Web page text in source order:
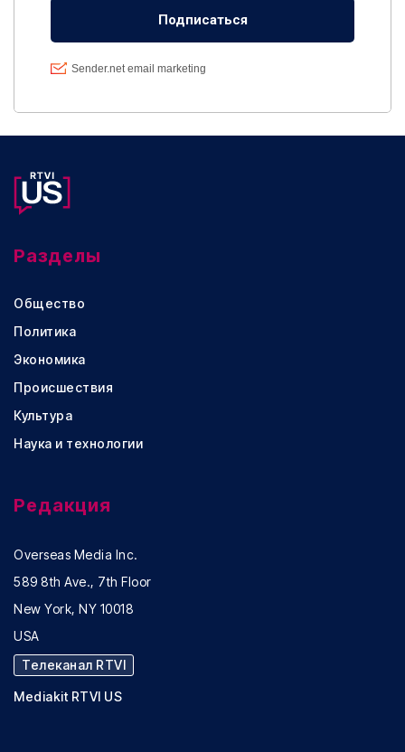
Разделы
Общество
Политика
Экономика
Происшествия
Культура
Наука и технологии
Редакция
Overseas Media Inc.
589 8th Ave., 7th Floor
New York, NY 10018
USA
Телеканал RTVI
Mediakit RTVI US